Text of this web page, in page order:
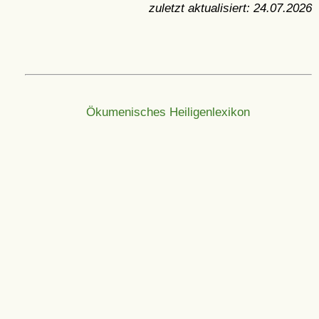
zuletzt aktualisiert: 24.07.2026
Ökumenisches Heiligenlexikon